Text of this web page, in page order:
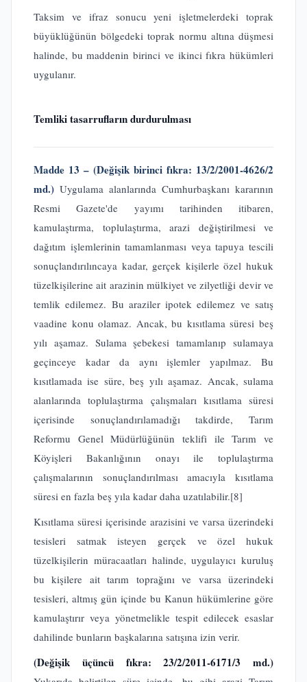
Taksim ve ifraz sonucu yeni işletmelerdeki toprak
büyüklüğünün bölgedeki toprak normu altına düşmesi
halinde, bu maddenin birinci ve ikinci fıkra hükümleri
uygulanır.
Temliki tasarrufların durdurulması
Madde 13 – (Değişik birinci fıkra: 13/2/2001-4626/2
md.) Uygulama alanlarında Cumhurbaşkanı kararının
Resmi Gazete'de yayımı tarihinden itibaren,
kamulaştırma, toplulaştırma, arazi değiştirilmesi ve
dağıtım işlemlerinin tamamlanması veya tapuya tescili
sonuçlandırılıncaya kadar, gerçek kişilerle özel hukuk
tüzelkişilerine ait arazinin mülkiyet ve zilyetliği devir ve
temlik edilemez. Bu araziler ipotek edilemez ve satış
vaadine konu olamaz. Ancak, bu kısıtlama süresi beş
yılı aşamaz. Sulama şebekesi tamamlanıp sulamaya
geçinceye kadar da aynı işlemler yapılmaz. Bu
kısıtlamada ise süre, beş yılı aşamaz. Ancak, sulama
alanlarında toplulaştırma çalışmaları kısıtlama süresi
içerisinde sonuçlandırılamadığı takdirde, Tarım
Reformu Genel Müdürlüğünün teklifi ile Tarım ve
Köyişleri Bakanlığının onayı ile toplulaştırma
çalışmalarının sonuçlandırılması amacıyla kısıtlama
süresi en fazla beş yıla kadar daha uzatılabilir.[8]
Kısıtlama süresi içerisinde arazisini ve varsa üzerindeki
tesisleri satmak isteyen gerçek ve özel hukuk
tüzelkişilerin müracaatları halinde, uygulayıcı kuruluş
bu kişilere ait tarım toprağını ve varsa üzerindeki
tesisleri, altmış gün içinde bu Kanun hükümlerine göre
kamulaştırır veya yönetmelikle tespit edilecek esaslar
dahilinde bunların başkalarına satışına izin verir.
(Değişik üçüncü fıkra: 23/2/2011-6171/3 md.)